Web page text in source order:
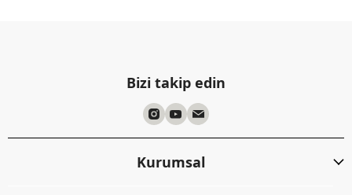
Bizi takip edin
Kurumsal